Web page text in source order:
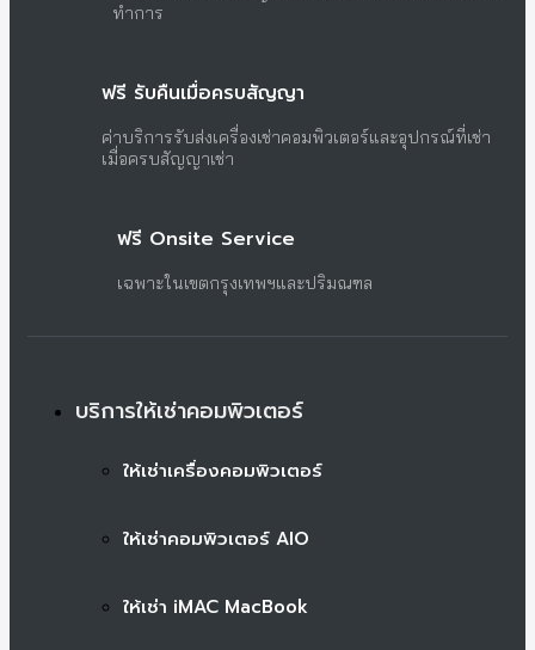
ทำการ
ฟรี รับคืนเมื่อครบสัญญา
ค่าบริการรับส่งเครื่องเช่าคอมพิวเตอร์และอุปกรณ์ที่เช่า
เมื่อครบสัญญาเช่า
ฟรี Onsite Service
เฉพาะในเขตกรุงเทพฯและปริมณฑล
บริการให้เช่าคอมพิวเตอร์
ให้เช่าเครื่องคอมพิวเตอร์
ให้เช่าคอมพิวเตอร์ AIO
ให้เช่า iMAC MacBook